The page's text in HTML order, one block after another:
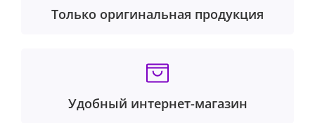
Только оригинальная продукция
Удобный интернет-магазин